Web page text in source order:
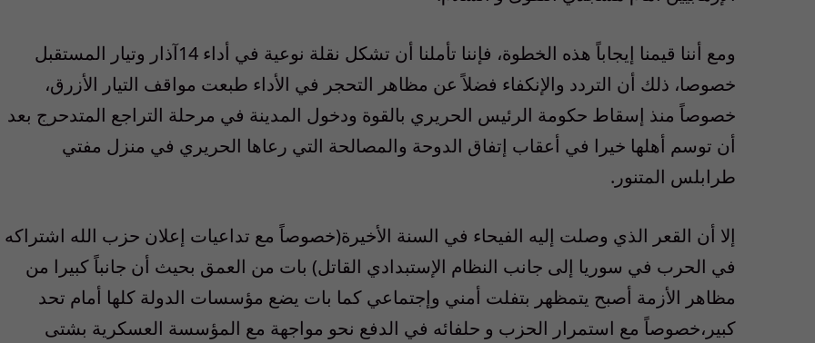
ومع أننا قيمنا إيجاباً هذه الخطوة، فإننا تأملنا أن تشكل نقلة نوعية في أداء 14آذار وتيار المستقبل
خصوصا، ذلك أن التردد والإنكفاء فضلاً عن مظاهر التحجر في الأداء طبعت مواقف التيار الأزرق،
خصوصاً منذ إسقاط حكومة الرئيس الحريري بالقوة ودخول المدينة في مرحلة التراجع المتدحرج بعد
أن توسم أهلها خيرا في أعقاب إتفاق الدوحة والمصالحة التي رعاها الحريري في منزل مفتي
طرابلس المتنور.
إلا أن القعر الذي وصلت إليه الفيحاء في السنة الأخيرة(خصوصاً مع تداعيات إعلان حزب الله اشتراكه
في الحرب في سوريا إلى جانب النظام الإستبدادي القاتل) بات من العمق بحيث أن جانباً كبيرا من
مظاهر الأزمة أصبح يتمظهر بتفلت أمني وإجتماعي كما بات يضع مؤسسات الدولة كلها أمام تحد
كبير،خصوصاً مع استمرار الحزب و حلفائه في الدفع نحو مواجهة مع المؤسسة العسكرية بشتى